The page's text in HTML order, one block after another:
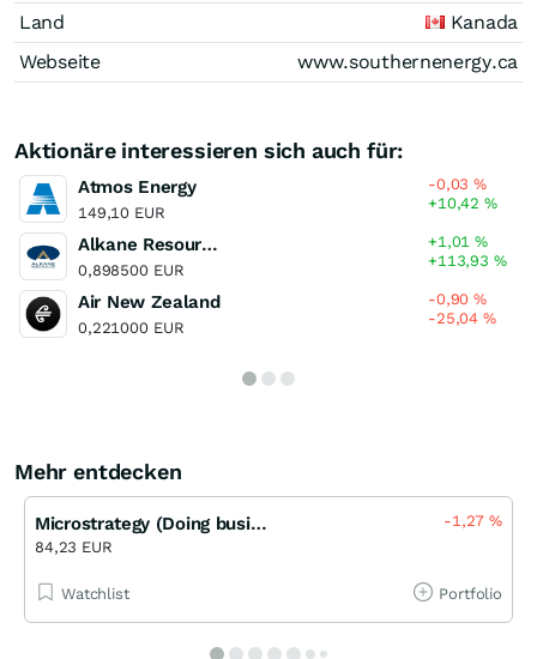
Land
Kanada
Webseite
www.southernenergy.ca
Aktionäre interessieren sich auch für:
Atmos Energy
149,10 EUR
-0,03%
+10,42%
Alkane Resources
0,898500 EUR
+1,01%
+113,93 %
Air New Zealand
0,221000 EUR
-0,90%
-25,04%
Mehr entdecken
Microstrategy (Doing business Strategy) (A)
84,23 EUR
-1,27%
Watchlist Portfolio